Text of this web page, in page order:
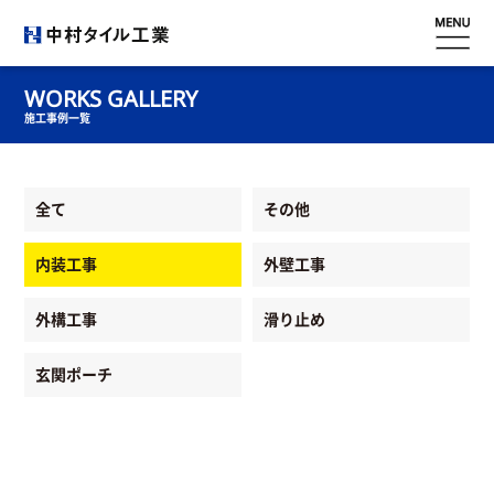
ホーム
滑り止め
工事内容
施工事例
採用情報
WORKS GALLERY
施工事例一覧
全て その他
内装工事 外壁工事
外構工事 滑り止め
玄関ポーチ